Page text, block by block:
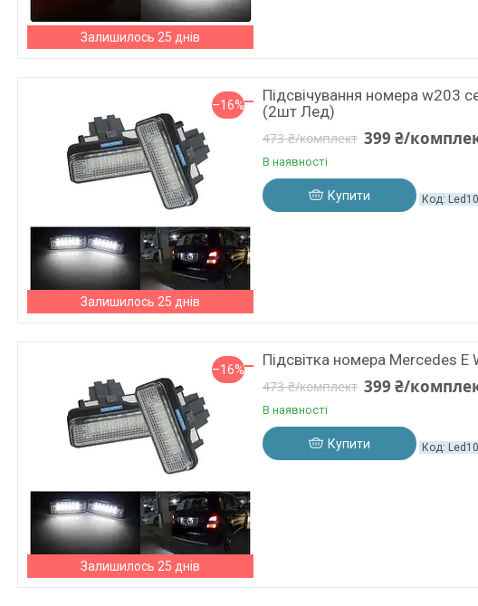
Залишилось 25 днів
–16%
Залишилось 25 днів
Підсвічування номера w203
(2шт Лед)
473 ₴/комплект 399 ₴/
В наявності
Купити
–16%
Залишилось 25 днів
Підсвітка номера Mercedes
473 ₴/комплект 399 ₴/
В наявності
Купити